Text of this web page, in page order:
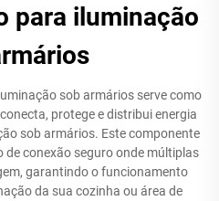
para iluminação
sob armários serve como
protege e distribui energia
sob armários. Este componente
conexão seguro onde múltiplas
garantindo o funcionamento
da sua cozinha ou área de